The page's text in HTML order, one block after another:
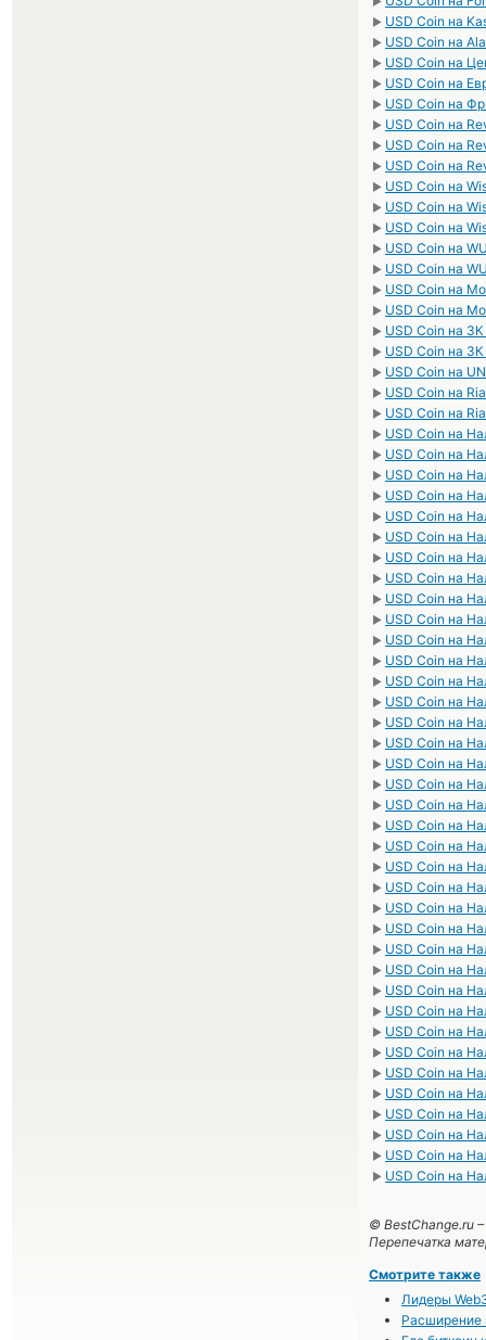
► USD Coin на
► USD Coin на
► USD Coin на
► USD Coin на
► USD Coin на
► USD Coin на
► USD Coin на
► USD Coin на
► USD Coin на
► USD Coin на
► USD Coin на
► USD Coin на
► USD Coin на
► USD Coin на
► USD Coin на
► USD Coin на
► USD Coin на ЗК
► USD Coin на
► USD Coin на
► USD Coin на
► USD Coin на
► USD Coin на
► USD Coin на
► USD Coin на
► USD Coin на
► USD Coin на
► USD Coin на
► USD Coin на
► USD Coin на
► USD Coin на
► USD Coin на
► USD Coin на
► USD Coin на
► USD Coin на
► USD Coin на
► USD Coin на
► USD Coin на
► USD Coin на
► USD Coin на
► USD Coin на
► USD Coin на
► USD Coin на
► USD Coin на
► USD Coin на
► USD Coin на
► USD Coin на
► USD Coin на
► USD Coin на
► USD Coin на
► USD Coin на
► USD Coin на
► USD Coin на
► USD Coin на
► USD Coin на
► USD Coin на
► USD Coin на
► USD Coin на
© BestChange.ru –
Перепечатка
Смотрите также
Лидеры
Расширение